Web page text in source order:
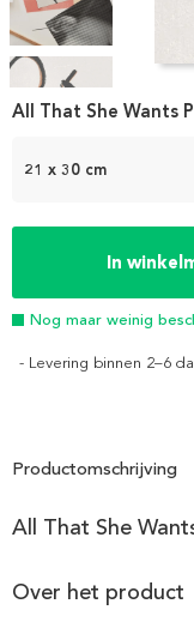
Item
1
21 x 30 cm
In
Nog maar weinig
- Levering binnen 2–6
All That She Wants
Productomschrijving
All That She
Over het product